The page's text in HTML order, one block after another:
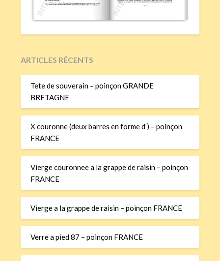
ARTICLES RÉCENTS
Tete de souverain – poinçon GRANDE
BRETAGNE
X couronne (deux barres en forme d’) – poinçon
FRANCE
Vierge couronnee a la grappe de raisin – poinçon
FRANCE
Vierge a la grappe de raisin – poinçon FRANCE
Verre a pied 87 – poinçon FRANCE